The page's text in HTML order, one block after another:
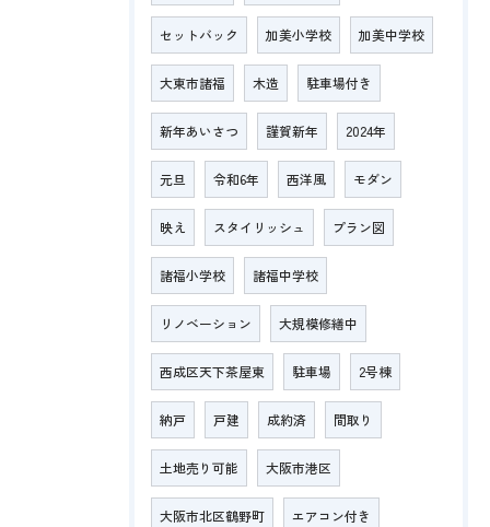
セットバック 加美小学校 加美中学校
大東市諸福 木造 駐車場付き
新年あいさつ 謹賀新年 2024年
元旦 令和6年 西洋風 モダン
映え スタイリッシュ プラン図
諸福小学校 諸福中学校
リノベーション 大規模修繕中
西成区天下茶屋東 駐車場 2号棟
納戸 戸建 成約済 間取り
土地売り可能 大阪市港区
大阪市北区鶴野町 エアコン付き